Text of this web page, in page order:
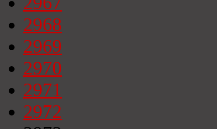
2968
2969
2970
2971
2972